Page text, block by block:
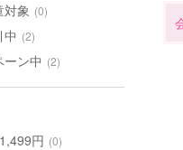
対象 (0)
中 (2)
ーン中 (2)
円 (0)